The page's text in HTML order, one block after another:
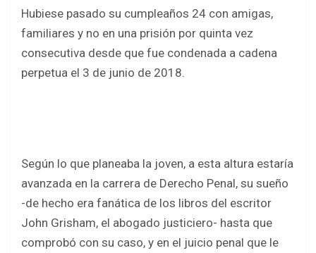
Hubiese pasado su cumpleaños 24 con amigas,
familiares y no en una prisión por quinta vez
consecutiva desde que fue condenada a cadena
perpetua el 3 de junio de 2018.
Según lo que planeaba la joven, a esta altura estaría
avanzada en la carrera de Derecho Penal, su sueño
-de hecho era fanática de los libros del escritor
John Grisham, el abogado justiciero- hasta que
comprobó con su caso, y en el juicio penal que le